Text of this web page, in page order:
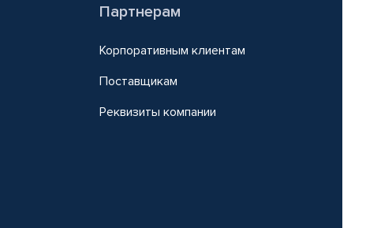
Партнерам
Корпоративным клиентам
Поставщикам
Реквизиты компании